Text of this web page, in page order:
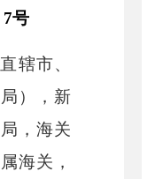
7号
辖市、
），新
，海关
海关，